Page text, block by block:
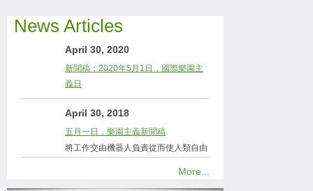
News Articles
April 30, 2020
新聞稿：2020年5月1日，國際樂園主
義日
April 30, 2018
五月一日，樂園主義新聞稿
將工作交由機器人負責從而使人類自由
More...